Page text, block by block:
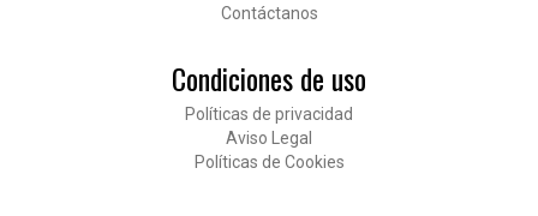
Contáctanos
Condiciones de uso
Políticas de privacidad
Aviso Legal
Políticas de Cookies